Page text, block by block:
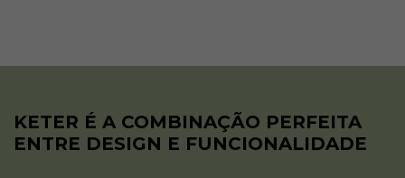
KETER É A COMBINAÇÃO PERFEITA
ENTRE DESIGN E FUNCIONALIDADE